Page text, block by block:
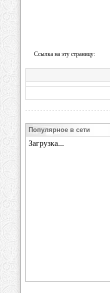
Ссылка на эту страницу:
Популярное в сети